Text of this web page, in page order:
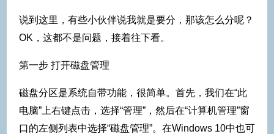
说到这里，有些小伙伴说我就是要分，那该怎么分呢？
OK，这都不是问题，接着往下看。
第一步 打开磁盘管理
磁盘分区是系统自带功能，很简单。首先，我们在“此
电脑”上右键点击，选择“管理”，然后在“计算机管理”窗
口的左侧列表中选择“磁盘管理”。在Windows 10中也可